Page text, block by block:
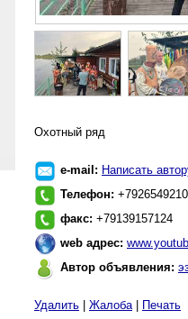
Охотный ряд
e-mail: Написать
Телефон:
факс: +79139157124
web адрес:
Автор объявления:
Удалить Жалоба| Печать